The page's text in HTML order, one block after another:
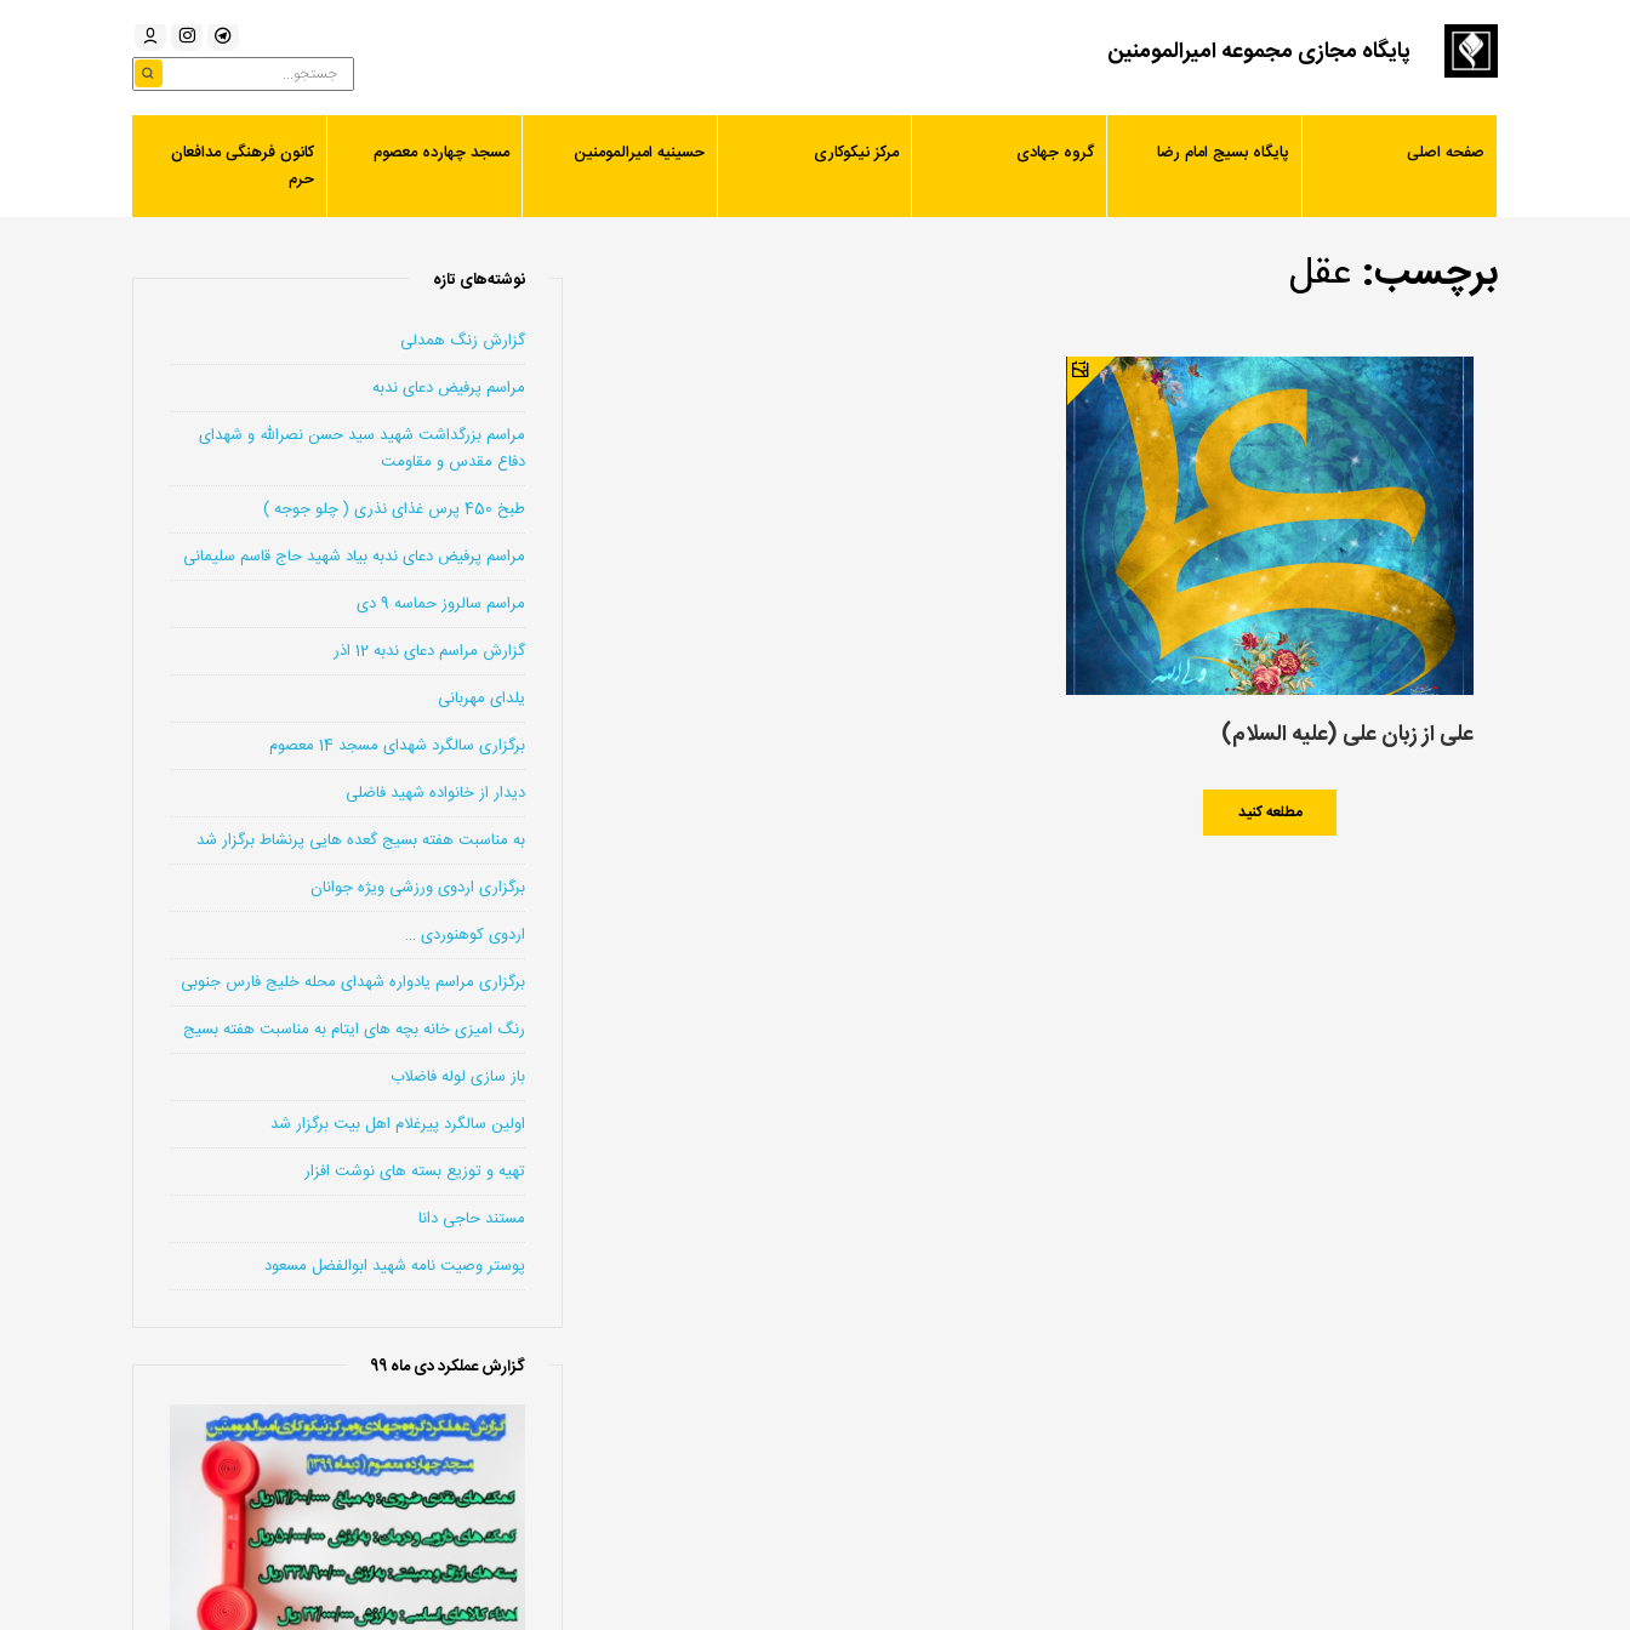
پایگاه مجازی مجموعه امیرالمومنین
صفحه اصلی پایگاه بسیج امام رضا گروه جهادی مرکز نیکوکاری حسینیه امیرالمومنین مسجد چهارده معصوم
کانون فرهنگی مدافعان
حرم
برچسب: عقل
على از زبان على (علیه السلام)
مطلعه کنید
نوشته‌های تازه
گزارش زنگ همدلی
مراسم پرفیض دعای ندبه
مراسم بزرگداشت شهید سید حسن نصرالله و شهدای
دفاع مقدس و مقاومت
طبخ 450 پرس غذای نذری ( چلو جوجه )
مراسم پرفیض دعای ندبه بیاد شهید حاج قاسم سلیمانی
مراسم سالروز حماسه 9 دی
گزارش مراسم دعای ندبه 12 اذر
یلدای مهربانی
برگزاری سالگرد شهدای مسجد 14 معصوم
دیدار از خانواده شهید فاضلی
به مناسبت هفته بسیج گعده هایی پرنشاط برگزار شد
برگزاری اردوی ورزشی ویژه جوانان
اردوی کوهنوردی …
برگزاری مراسم یادواره شهدای محله خلیج فارس جنوبی
رنگ امیزی خانه بچه های ایتام به مناسبت هفته بسیج
باز سازی لوله فاضلاب
اولین سالگرد پیرغلام اهل بیت برگزار شد
تهیه و توزیع بسته های نوشت افزار
مستند حاجی دانا
پوستر وصیت نامه شهید ابوالفضل مسعود
گزارش عملکرد دی ماه 99